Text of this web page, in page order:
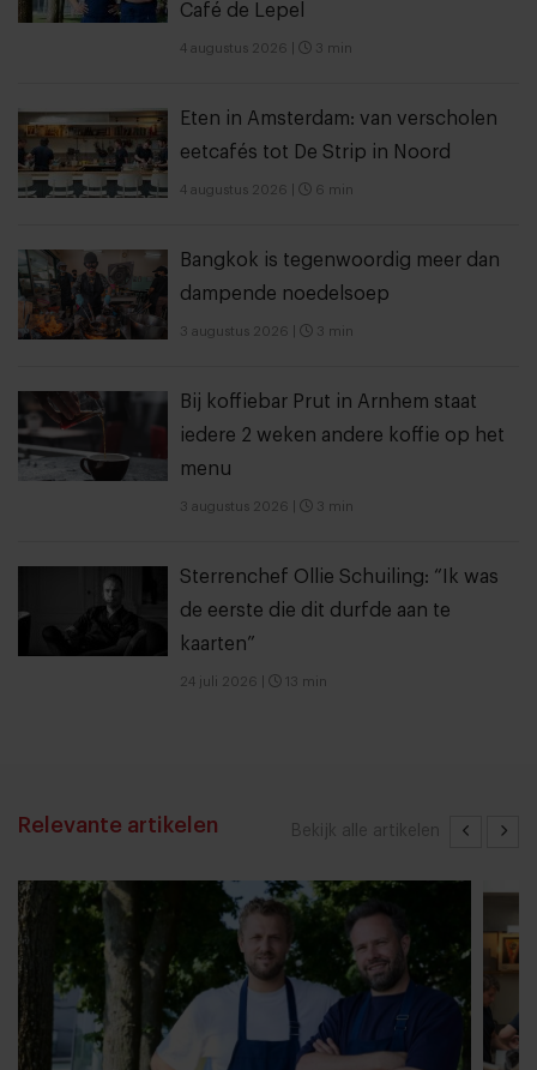
Café de Lepel
4 augustus 2026 3 min
Eten in Amsterdam: van verscholen
eetcafés tot De Strip in Noord
4 augustus 2026 6 min
Bangkok is tegenwoordig meer dan
dampende noedelsoep
3 augustus 2026 3 min
Bij koffiebar Prut in Arnhem staat
iedere 2 weken andere koffie op het
menu
3 augustus 2026 3 min
Sterrenchef Ollie Schuiling: “Ik was
de eerste die dit durfde aan te
kaarten”
24 juli 2026 13 min
Bekijk alle artikelen
Relevante artikelen